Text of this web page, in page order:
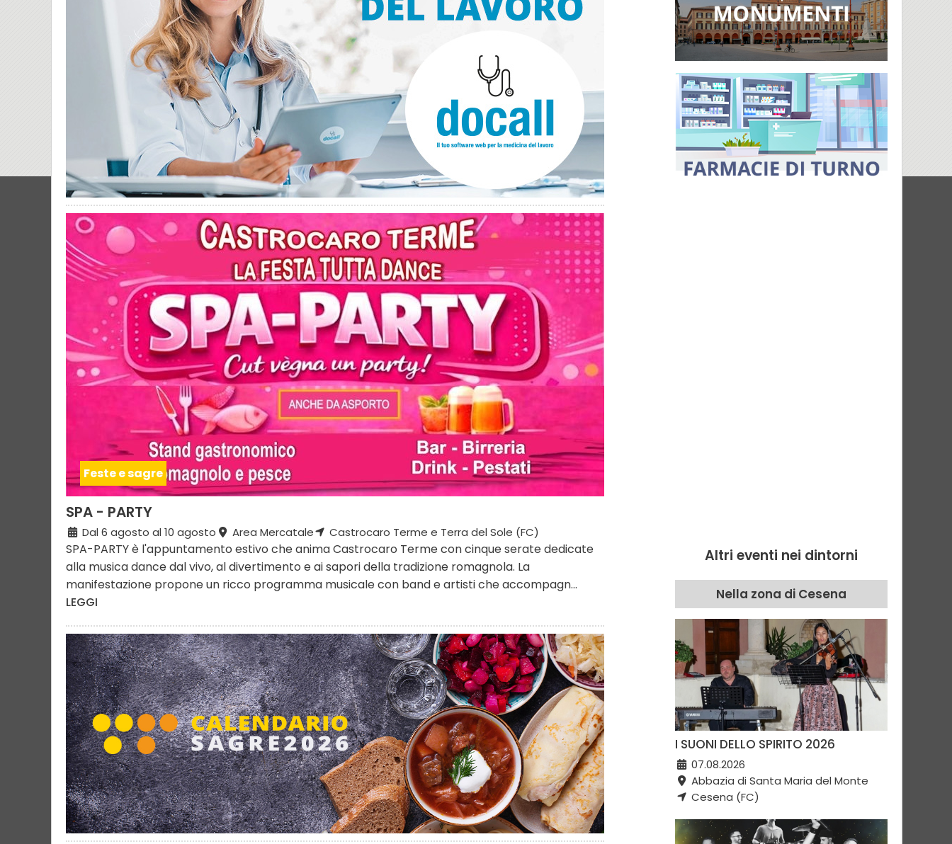
Feste e sagre
SPA - PARTY
Dal 6 agosto al 10 agosto Area Mercatale Castrocaro Terme e Terra del Sole (FC)
SPA-PARTY è l'appuntamento estivo che anima Castrocaro Terme con cinque serate dedicate
alla musica dance dal vivo, al divertimento e ai sapori della tradizione romagnola. La
manifestazione propone un ricco programma musicale con band e artisti che accompagn...
LEGGI
Altri eventi nei dintorni
Nella zona di Cesena
I SUONI DELLO SPIRITO 2026
07.08.2026
Abbazia di Santa Maria del Monte
Cesena (FC)